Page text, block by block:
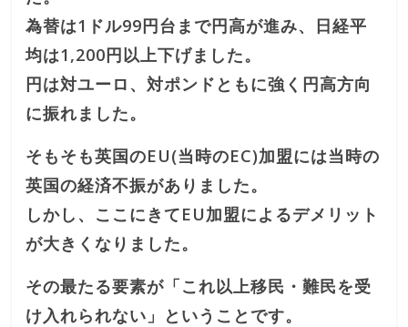
為替は1ドル99円台まで円高が進み、日経平
均は1,200円以上下げました。
円は対ユーロ、対ポンドともに強く円高方向
に振れました。
そもそも英国のEU(当時のEC)加盟には当時の
英国の経済不振がありました。
しかし、ここにきてEU加盟によるデメリット
が大きくなりました。
その最たる要素が「これ以上移民・難民を受
け入れられない」ということです。